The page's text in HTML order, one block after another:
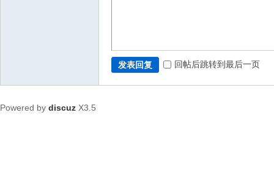
发表回复 回帖后跳转到最后一页
Powered by discuz X3.5